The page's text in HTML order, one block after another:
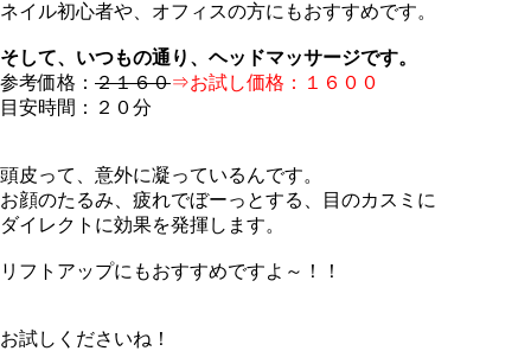
ネイル初心者や、オフィスの方にもおすすめです。
そして、いつもの通り、ヘッドマッサージです。
参考価格： ２１６０⇒お試し価格：１６００
目安時間：２０分
頭皮って、意外に凝っているんです。
お顔のたるみ、疲れでぼーっとする、目のカスミに
ダイレクトに効果を発揮します。
リフトアップにもおすすめですよ～！！
お試しくださいね！